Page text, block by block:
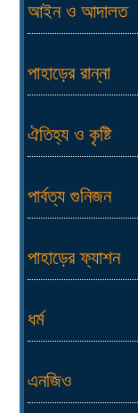
আইন ও আদালত
পাহাড়ের রান্না
ঐতিহ্য ও কৃষ্টি
পার্বত্য গুনিজন
পাহাড়ের ফ্যাশন
ধর্ম
এনজিও